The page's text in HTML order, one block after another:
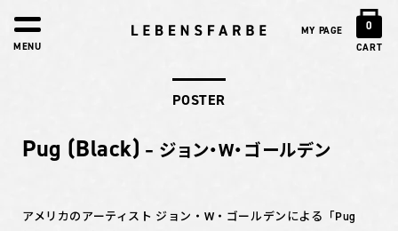
MY PAGE 0
CART
MENU
POSTER
Pug (Black) – ジョン・W・ゴールデン
アメリカのアーティスト ジョン・W・ゴールデンによる「Pug